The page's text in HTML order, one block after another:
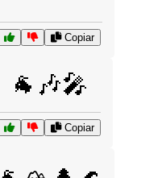
Copiar
🐐🎶🎤
Copiar